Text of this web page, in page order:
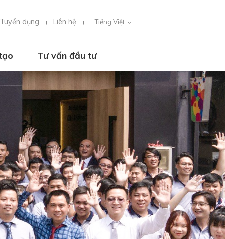
Tuyển dụng Liên hệ Tiếng Việt
Tư vấn đầu tư